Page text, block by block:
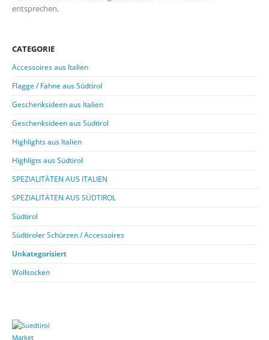
entsprechen.
CATEGORIE
Accessoires aus Italien
Flagge / Fahne aus Südtirol
Geschenksideen aus Italien
Geschenksideen aus Südtirol
Highlights aus Italien
Highligts aus Südtirol
SPEZIALITÄTEN AUS ITALIEN
SPEZIALITÄTEN AUS SÜDTIROL
Südtirol
Südtiroler Schürzen / Accessoires
Unkategorisiert
Wollsocken